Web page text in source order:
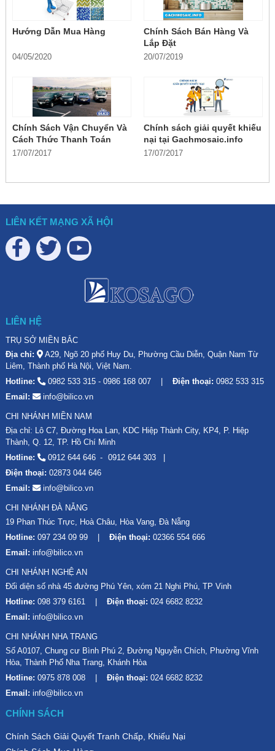
Hướng Dẫn Mua Hàng
04/05/2020
Chính Sách Bán Hàng Và
Lắp Đặt
20/07/2019
Chính Sách Vận Chuyển Và
Cách Thức Thanh Toán
17/07/2017
Chính sách giải quyết khiếu
nại tại Gachmosaic.info
17/07/2017
LIÊN KẾT MẠNG XÃ HỘI
LIÊN HỆ
TRỤ SỞ MIỀN BẮC
Địa chỉ:
A29, Ngõ 20 phố Huy Du, Phường Cầu Diễn, Quận Nam Từ
Liêm, Thành phố Hà Nội, Việt Nam.
Hotline:
0982 533 315 - 0986 168 007 Điện thoại: 0982 533 315
Email:
info@bilico.vn
CHI NHÁNH MIỀN NAM
Địa chỉ: Lô C7, Đường Hoa Lan, KDC Hiệp Thành City, KP4, P. Hiệp
Thành, Q. 12, TP. Hồ Chí Minh
Hotline:
0912 644 646
0912 644 303
Điện thoại: 02873 044 646
Email:
info@bilico.vn
CHI NHÁNH ĐÀ NẴNG
19 Phan Thúc Trực, Hoà Châu, Hòa Vang, Đà Nẵng
Hotline: 097 234 09 99 Điện thoại: 02366 554 666
Email: info@bilico.vn
CHI NHÁNH NGHỆ AN
Đối diện số nhà 45 đường Phú Yên, xóm 21 Nghi Phú, TP Vinh
Hotline: 098 379 6161 Điện thoại: 024 6682 8232
Email: info@bilico.vn
CHI NHÁNH NHA TRANG
Số A0107, Chung cư Bình Phú 2, Đường Nguyễn Chích, Phường Vĩnh
Hòa, Thành Phố Nha Trang, Khánh Hòa
Hotline: 0975 878 008 Điện thoại: 024 6682 8232
Email: info@bilico.vn
CHÍNH SÁCH
Chính Sách Giải Quyết Tranh Chấp, Khiếu Nại